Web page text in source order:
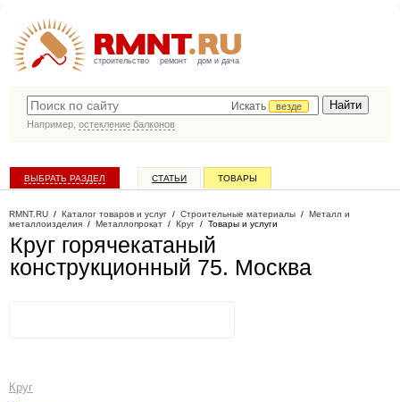
строительство ремонт дом и дача
Искать
везде
Например, остекление балконов
ВЫБРАТЬ РАЗДЕЛ СТАТЬИ ТОВАРЫ
RMNT.RU / Каталог товаров и услуг / Строительные материалы / Металл и
металлоизделия / Металлопрокат / Круг / Товары и услуги
Круг горячекатаный
конструкционный 75. Москва
Круг